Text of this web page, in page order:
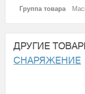
Группа товара
ДРУГИЕ
СНАРЯЖЕНИЕ